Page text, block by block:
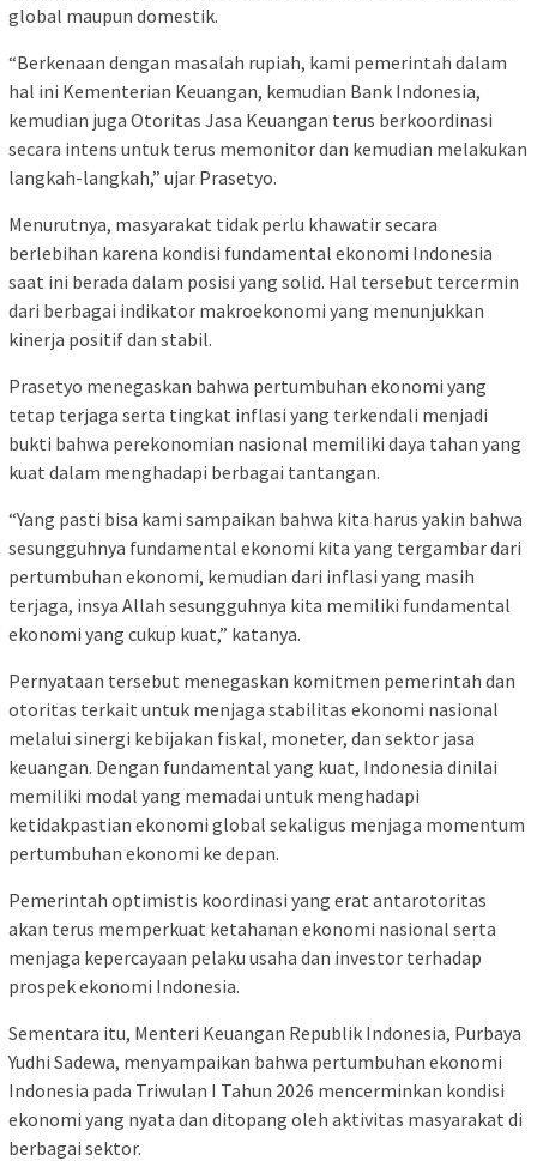
global maupun domestik.
“Berkenaan dengan masalah rupiah, kami pemerintah dalam
hal ini Kementerian Keuangan, kemudian Bank Indonesia,
kemudian juga Otoritas Jasa Keuangan terus berkoordinasi
secara intens untuk terus memonitor dan kemudian melakukan
langkah-langkah,” ujar Prasetyo.
Menurutnya, masyarakat tidak perlu khawatir secara
berlebihan karena kondisi fundamental ekonomi Indonesia
saat ini berada dalam posisi yang solid. Hal tersebut tercermin
dari berbagai indikator makroekonomi yang menunjukkan
kinerja positif dan stabil.
Prasetyo menegaskan bahwa pertumbuhan ekonomi yang
tetap terjaga serta tingkat inflasi yang terkendali menjadi
bukti bahwa perekonomian nasional memiliki daya tahan yang
kuat dalam menghadapi berbagai tantangan.
“Yang pasti bisa kami sampaikan bahwa kita harus yakin bahwa
sesungguhnya fundamental ekonomi kita yang tergambar dari
pertumbuhan ekonomi, kemudian dari inflasi yang masih
terjaga, insya Allah sesungguhnya kita memiliki fundamental
ekonomi yang cukup kuat,” katanya.
Pernyataan tersebut menegaskan komitmen pemerintah dan
otoritas terkait untuk menjaga stabilitas ekonomi nasional
melalui sinergi kebijakan fiskal, moneter, dan sektor jasa
keuangan. Dengan fundamental yang kuat, Indonesia dinilai
memiliki modal yang memadai untuk menghadapi
ketidakpastian ekonomi global sekaligus menjaga momentum
pertumbuhan ekonomi ke depan.
Pemerintah optimistis koordinasi yang erat antarotoritas
akan terus memperkuat ketahanan ekonomi nasional serta
menjaga kepercayaan pelaku usaha dan investor terhadap
prospek ekonomi Indonesia.
Sementara itu, Menteri Keuangan Republik Indonesia, Purbaya
Yudhi Sadewa, menyampaikan bahwa pertumbuhan ekonomi
Indonesia pada Triwulan I Tahun 2026 mencerminkan kondisi
ekonomi yang nyata dan ditopang oleh aktivitas masyarakat di
berbagai sektor.